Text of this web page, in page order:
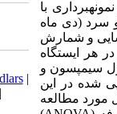
و نمونه­برداری با
گرم (شهریور ماه 1394) و سرد (دی ماه
و شناسایی و شمارش
هر ایستگاه
سیمپسون و
شده در این
در فصول مورد مطالعه
|